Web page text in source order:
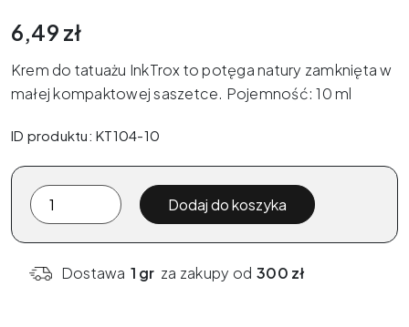
6,49 zł
Krem do tatuażu InkTrox to potęga natury zamknięta w
małej kompaktowej saszetce. Pojemność: 10 ml
ID produktu: KT104-10
ilość
Krem
do
pielęgnacji
Dodaj do koszyka
Dostawa 1 gr za zakupy od 300 zł